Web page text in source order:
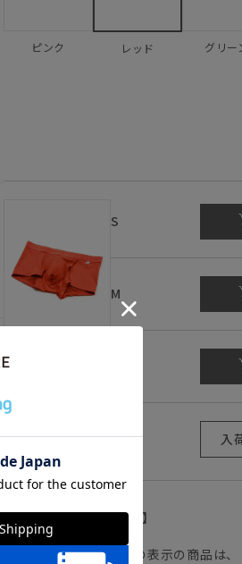
ピンク レッド グリー
S
M
LL 入
【 アイコンについて】
の表示の商品は、